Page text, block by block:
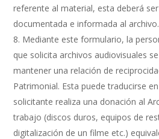
referente al material, esta deberá
documentada e informada al archivo.
Mediante este formulario, la
que solicita archivos audiovisuales
mantener una relación de
Patrimonial. Esta puede traducirse
solicitante realiza una donación al
trabajo (discos duros, equipos de
digitalización de un filme etc.)